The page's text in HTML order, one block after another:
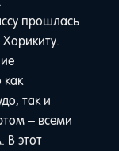
прошлась
как
так и
– всеми
В этот